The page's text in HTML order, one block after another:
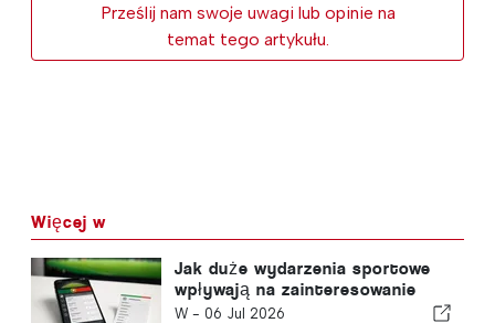
Prześlij nam swoje uwagi lub opinie na
temat tego artykułu.
Więcej w
Jak duże wydarzenia sportowe
wpływają na zainteresowanie
zakładami online w Portugalii
W - 06 Jul 2026